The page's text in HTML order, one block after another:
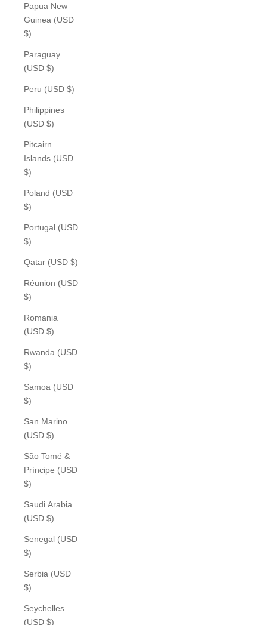
Papua New
Guinea (USD
$)
Paraguay
(USD $)
Peru (USD $)
Philippines
(USD $)
Pitcairn
Islands (USD
$)
Poland (USD
$)
Portugal (USD
$)
Qatar (USD $)
Réunion (USD
$)
Romania
(USD $)
Rwanda (USD
$)
Samoa (USD
$)
San Marino
(USD $)
São Tomé &
Príncipe (USD
$)
Saudi Arabia
(USD $)
Senegal (USD
$)
Serbia (USD
$)
Seychelles
(USD $)